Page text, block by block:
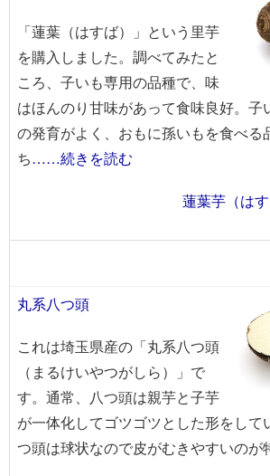
「蓮葉（はすば）」という里芋
を購入しました。調べてみたと
ころ、子いも専用の品種で、味
はほんのり甘味があって食味良好。子
の発育がよく、おもに孫いもを食べる
ち……続きを読む
蓮葉芋（は
丸系八つ頭
これは埼玉県産の「丸系八つ頭
（まるけいやつがしら）」で
す。通常、八つ頭は親芋と子芋
が一体化してゴツゴツとした形をして
つ頭は球状なので皮がむきやすいのが